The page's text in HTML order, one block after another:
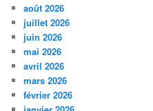
août 2026
juillet 2026
juin 2026
mai 2026
avril 2026
mars 2026
février 2026